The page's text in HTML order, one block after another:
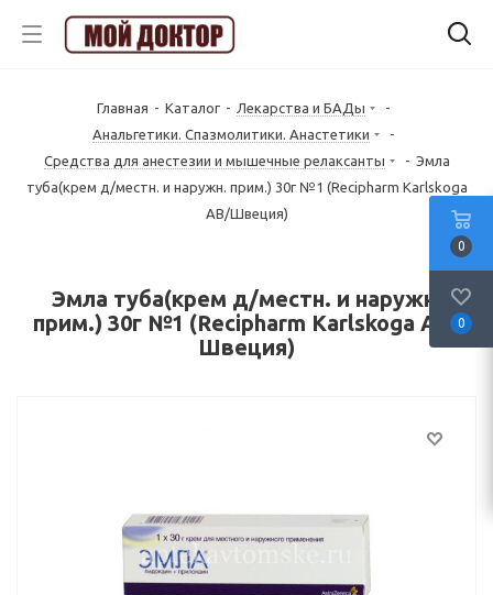
Главная - Каталог - Лекарства и БАДы
-
Анальгетики. Спазмолитики. Анастетики
-
Средства для анестезии и мышечные релаксанты
- Эмла
туба(крем д/местн. и наружн. прим.) 30г №1 (Recipharm Karlskoga
AB/Швеция)
Эмла туба(крем д/местн. и наружн.
прим.) 30г №1 (Recipharm Karlskoga AB/
Швеция)
0
0